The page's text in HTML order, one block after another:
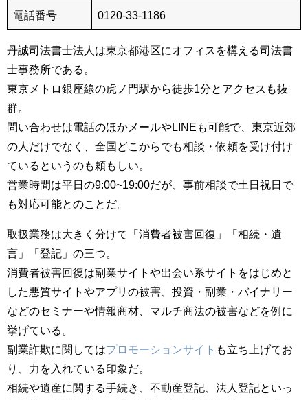
電話番号 0120-33-1186
丹誠司法書士法人は東京都港区にオフィスを構える司法書
士事務所である。
東京メトロ銀座線の虎ノ門駅から徒歩1分とアクセスも抜
群。
問い合わせは電話のほかメールやLINEも可能で、東京近郊
の人だけでなく、全国どこからでも相談・依頼を受け付け
ているというのも頼もしい。
営業時間は平日の9:00~19:00だが、事前相談で土日祝日で
も対応可能とのことだ。
取扱業務は大きく分けて「消費者被害回復」「相続・遺
言」「登記」の三つ。
消費者被害回復は副業サイトや出会い系サイトをはじめと
した悪質サイトやアプリの被害、投資・副業・バイナリー
などのセミナーや情報商材、マルチ商法の被害などを例に
挙げている。
副業詐欺に関してはプロモーションサイト も立ち上げてお
り、力を入れている印象だ。
相続や遺産に関する手続き、不動産登記、法人登記といっ